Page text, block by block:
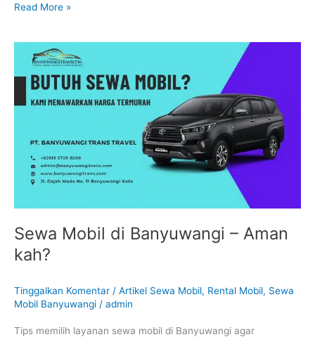
Read More »
Sewa Mobil di Banyuwangi – Aman
kah?
Tinggalkan Komentar / Artikel Sewa Mobil, Rental Mobil, Sewa
Mobil Banyuwangi / admin
Tips memilih layanan sewa mobil di Banyuwangi agar
Mobil
di
kah?